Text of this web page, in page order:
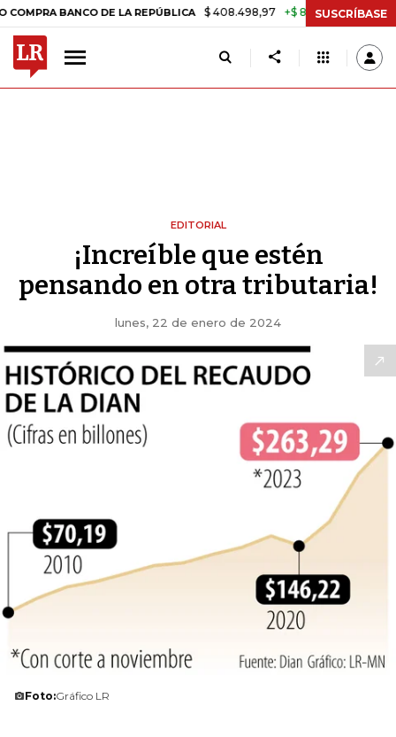
BANCO DE LA REPÚBLICA $ 408.498,97 +$ 8.753,81 +2,19%
SUSCRÍBASE
EDITORIAL
¡Increíble que estén
pensando en otra tributaria!
lunes, 22 de enero de 2024
Foto:Gráfico LR